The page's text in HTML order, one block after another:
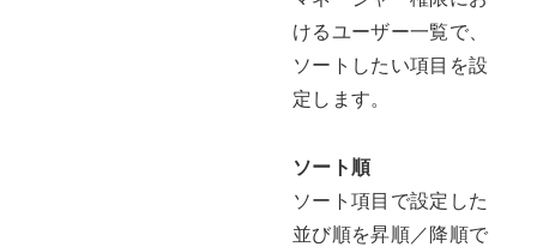
けるユーザー一覧で、
ソートしたい項目を設
定します。
ソート順
ソート項目で設定した
並び順を昇順／降順で